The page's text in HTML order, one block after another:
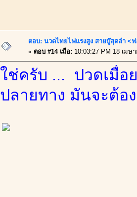
ตอบ: นวดไทยไฟแรงสูง สายบู๊สุดลำ <ฟ
« ตอบ #14 เมื่อ: 10:03:27 PM 18 เมษ
ใช่ครับ ... ปวดเมื่อ
ปลายทาง มันจะต้อ